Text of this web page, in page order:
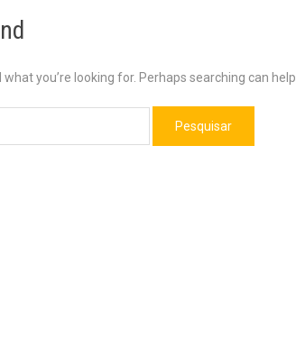
what you’re looking for. Perhaps searching can help.